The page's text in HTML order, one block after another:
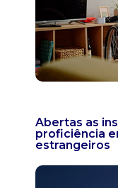
Abertas as
proficiência
estrangeiros